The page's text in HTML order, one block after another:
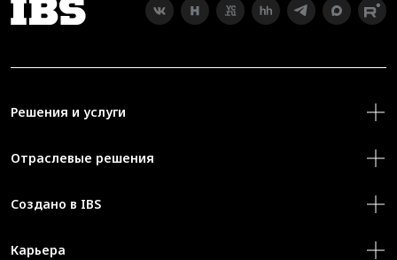
Решения и услуги
Отраслевые решения
Создано в IBS
Карьера